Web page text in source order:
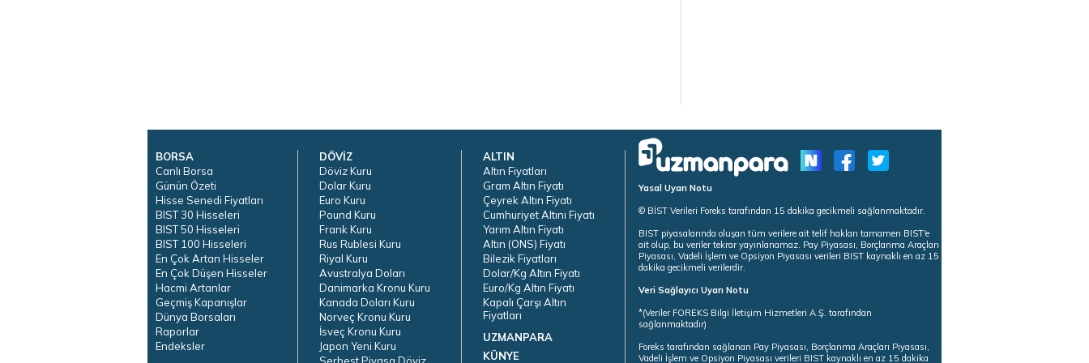
BORSA
Canlı Borsa
Günün Özeti
Hisse Senedi Fiyatları
BIST 30 Hisseleri
BIST 50 Hisseleri
BIST 100 Hisseleri
En Çok Artan Hisseler
En Çok Düşen Hisseler
Hacmi Artanlar
Geçmiş Kapanışlar
Dünya Borsaları
Raporlar
Endeksler
DÖVİZ
Döviz Kuru
Dolar Kuru
Euro Kuru
Pound Kuru
Frank Kuru
Rus Rublesi Kuru
Riyal Kuru
Avustralya Doları
Danimarka Kronu Kuru
Kanada Doları Kuru
Norveç Kronu Kuru
İsveç Kronu Kuru
Japon Yeni Kuru
Serbest Piyasa Döviz
ALTIN
Altın Fiyatları
Gram Altın Fiyatı
Çeyrek Altın Fiyatı
Cumhuriyet Altını Fiyatı
Yarım Altın Fiyatı
Altın (ONS) Fiyatı
Bilezik Fiyatları
Dolar/Kg Altın Fiyatı
Euro/Kg Altın Fiyatı
Kapalı Çarşı Altın
Fiyatları
UZMANPARA
KÜNYE
Yasal Uyarı Notu
© BİST Verileri Foreks tarafından 15 dakika gecikmeli sağlanmaktadır.
BIST piyasalarında oluşan tüm verilere ait telif hakları tamamen BIST'e
ait olup, bu veriler tekrar yayınlanamaz. Pay Piyasası, Borçlanma Araçları
Piyasası, Vadeli İşlem ve Opsiyon Piyasası verileri BIST kaynaklı en az 15
dakika gecikmeli verilerdir.
Veri Sağlayıcı Uyarı Notu
*(Veriler FOREKS Bilgi İletişim Hizmetleri A.Ş. tarafından
sağlanmaktadır)
Foreks tarafından sağlanan Pay Piyasası, Borçlanma Araçları Piyasası,
Vadeli İşlem ve Opsiyon Piyasası verileri BIST kaynaklı en az 15 dakika